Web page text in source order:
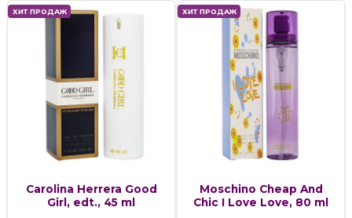
ХИТ ПРОДАЖ
Carolina Herrera Good
Girl, edt., 45 ml
ХИТ ПРОДАЖ
Moschino Cheap And
Chic I Love Love, 80 ml